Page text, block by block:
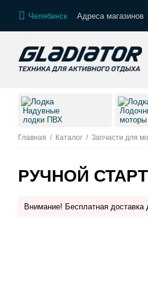
Челябинск Адреса магазинов
Надувные
лодки ПВХ
моторы
Главная / Каталог / Запчасти для
РУЧНОЙ
Внимание! Бесплатная